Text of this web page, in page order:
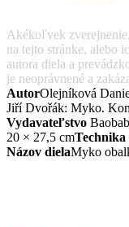
Akékoľvek
na tejto stránke, alebo
autora diela a
je neoprávnené a
AutorOlejníková
Jiří Dvořák: Myko.
Vydavateľstvo
20 × 27,5 cmTechnika
Názov dielaMyko